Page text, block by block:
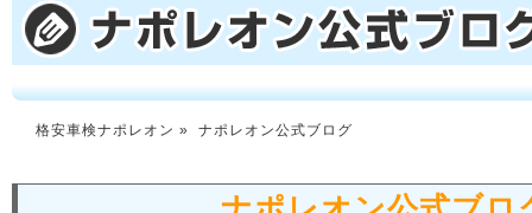
格安車検ナポレオン » ナポレオン公式ブログ